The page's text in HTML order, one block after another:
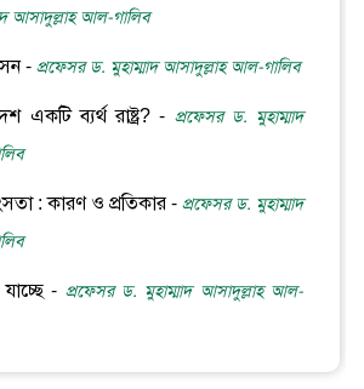
আসাদুল্লাহ আল-গালিব
- প্রফেসর ড. মুহাম্মাদ আসাদুল্লাহ আল-গালিব
একটি ব্যর্থ রাষ্ট্র? - প্রফেসর ড. মুহাম্মাদ
: কারণ ও প্রতিকার - প্রফেসর ড. মুহাম্মাদ
- প্রফেসর ড. মুহাম্মাদ আসাদুল্লাহ আল-